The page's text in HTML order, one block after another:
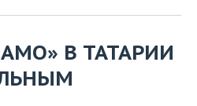
В ТАТАРИИ